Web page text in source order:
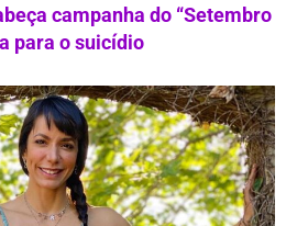
campanha do “Setembro
para o suicídio